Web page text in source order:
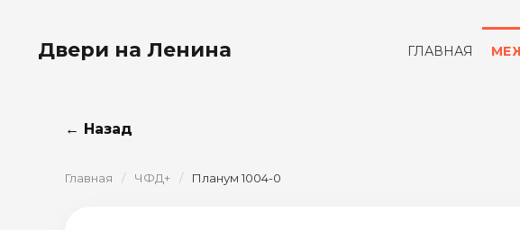
Двери на Ленина ГЛАВНАЯ
← Назад
Главная / ЧФД+ / Планум 1004-0